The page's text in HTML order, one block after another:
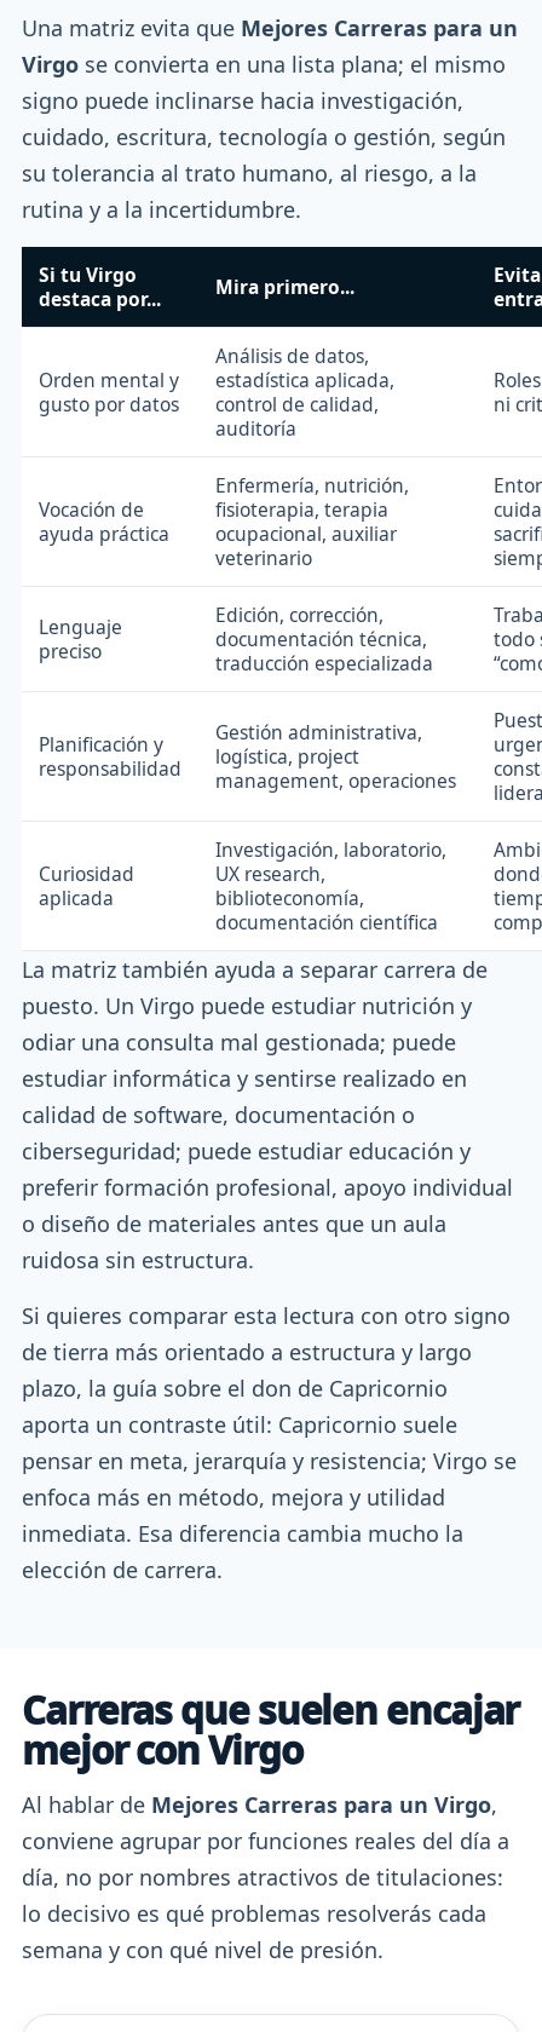
Una matriz evita que Mejores Carreras para un
Virgo se convierta en una lista plana; el mismo
signo puede inclinarse hacia investigación,
cuidado, escritura, tecnología o gestión, según
su tolerancia al trato humano, al riesgo, a la
rutina y a la incertidumbre.
Si tu Virgo
destaca por...
Mira primero...
Orden mental y
gusto por datos
Análisis de datos,
estadística aplicada,
control de calidad,
auditoría
ni
Vocación de
ayuda práctica
Enfermería, nutrición,
fisioterapia, terapia
ocupacional, auxiliar
veterinario
Lenguaje
preciso
Edición, corrección,
documentación técnica,
traducción especializada
todo
Planificación y
responsabilidad
Gestión administrativa,
logística, project
management, operaciones
Curiosidad
aplicada
Investigación, laboratorio,
UX research,
biblioteconomía,
documentación científica
La matriz también ayuda a separar carrera de
puesto. Un Virgo puede estudiar nutrición y
odiar una consulta mal gestionada; puede
estudiar informática y sentirse realizado en
calidad de software, documentación o
ciberseguridad; puede estudiar educación y
preferir formación profesional, apoyo individual
o diseño de materiales antes que un aula
ruidosa sin estructura.
Si quieres comparar esta lectura con otro signo
de tierra más orientado a estructura y largo
plazo, la guía sobre el don de Capricornio
aporta un contraste útil: Capricornio suele
pensar en meta, jerarquía y resistencia; Virgo se
enfoca más en método, mejora y utilidad
inmediata. Esa diferencia cambia mucho la
elección de carrera.
Carreras que suelen encajar
mejor con Virgo
Al hablar de Mejores Carreras para un Virgo,
conviene agrupar por funciones reales del día a
día, no por nombres atractivos de titulaciones:
lo decisivo es qué problemas resolverás cada
semana y con qué nivel de presión.